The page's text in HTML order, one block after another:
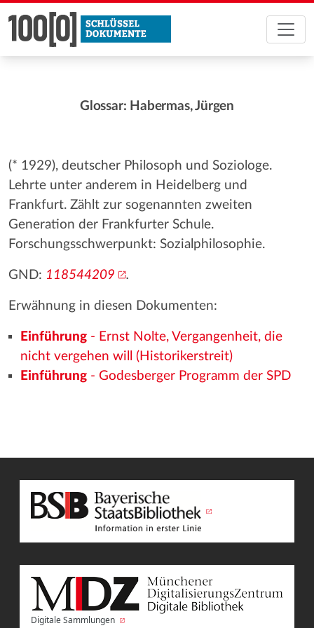
Glossar: Habermas, Jürgen
(* 1929), deutscher Philosoph und Soziologe.
Lehrte unter anderem in Heidelberg und
Frankfurt. Zählt zur sogenannten zweiten
Generation der Frankfurter Schule.
Forschungsschwerpunkt: Sozialphilosophie.
GND: 118544209 .
Erwähnung in diesen Dokumenten:
Einführung- Ernst Nolte, Vergangenheit, die
nicht vergehen will (Historikerstreit)
Einführung- Godesberger Programm der SPD
Digitale Sammlungen